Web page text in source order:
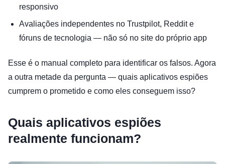
responsivo
Avaliações independentes no Trustpilot, Reddit e
fóruns de tecnologia — não só no site do próprio app
Esse é o manual completo para identificar os falsos. Agora
a outra metade da pergunta — quais aplicativos espiões
cumprem o prometido e como eles conseguem isso?
Quais aplicativos espiões
realmente funcionam?